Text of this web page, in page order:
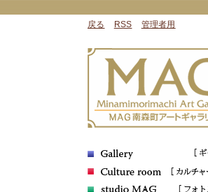
戻る RSS 管理者用